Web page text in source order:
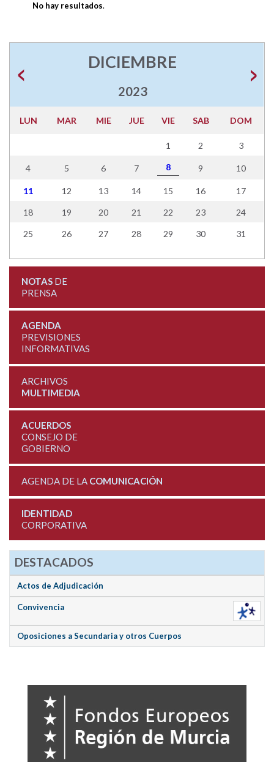
No hay resultados.
DICIEMBRE
2023
LUN MAR MIE JUE VIE SAB DOM
1 2 3
4 5 6 7 8 9 10
11 12 13 14 15 16 17
18 19 20 21 22 23 24
25 26 27 28 29 30 31
NOTASDE
PRENSA
AGENDA
PREVISIONES
INFORMATIVAS
ARCHIVOS
MULTIMEDIA
ACUERDOS
CONSEJO DE
GOBIERNO
AGENDA DE LA COMUNICACIÓN
IDENTIDAD
CORPORATIVA
DESTACADOS
Actos de Adjudicación
Convivencia
Oposiciones a Secundaria y otros Cuerpos